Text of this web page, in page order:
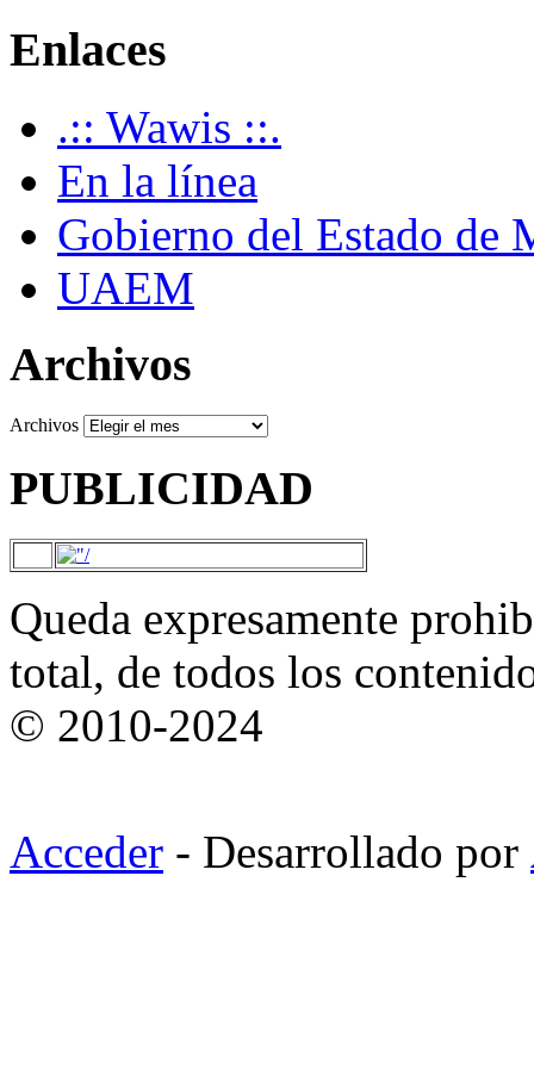
Enlaces
.:: Wawis ::.
En la línea
Gobierno del Estado de
UAEM
Archivos
Archivos
PUBLICIDAD
Queda expresamente
total, de todos los
© 2010-2024
Acceder - Desarrollado por